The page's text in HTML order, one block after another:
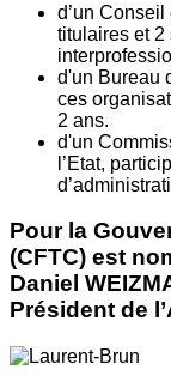
d’un Conseil
titulaires et 2
d'un Bureau
ces
2 ans.
d'un
l’Etat,
Pour la
(CFTC) est
Daniel
Président de